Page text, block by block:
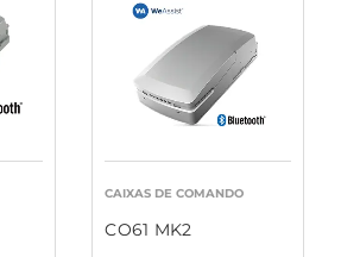
CAIXAS DE COMANDO
CO61 MK2